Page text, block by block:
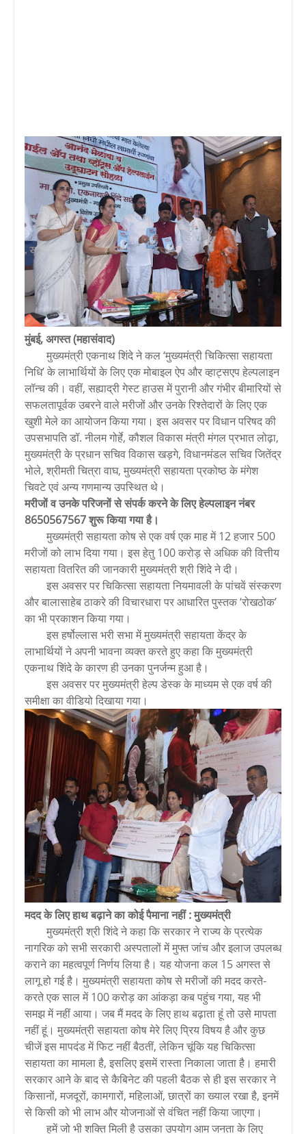
मुंबई, अगस्त (महासंवाद)
मुख्यमंत्री एकनाथ शिंदे ने कल ‘मुख्यमंत्री चिकित्सा सहायता
निधि’ के लाभार्थियों के लिए एक मोबाइल ऐप और व्हाट्सएप हेल्पलाइन
लॉन्च की। वहीं, सह्याद्री गेस्ट हाउस में पुरानी और गंभीर बीमारियों से
सफलतापूर्वक उबरने वाले मरीजों और उनके रिश्तेदारों के लिए एक
खुशी मेले का आयोजन किया गया। इस अवसर पर विधान परिषद की
उपसभापति डॉ. नीलम गोर्हे, कौशल विकास मंत्री मंगल प्रभात लोढ़ा,
मुख्यमंत्री के प्रधान सचिव विकास खड़गे, विधानमंडल सचिव जितेंद्र
भोले, श्रीमती चित्रा वाघ, मुख्यमंत्री सहायता प्रकोष्ठ के मंगेश
चिवटे एवं अन्य गणमान्य उपस्थित थे।
मरीजों व उनके परिजनों से संपर्क करने के लिए हेल्पलाइन नंबर
8650567567 शुरू किया गया है।
मुख्यमंत्री सहायता कोष से एक वर्ष एक माह में 12 हजार 500
मरीजों को लाभ दिया गया। इस हेतु 100 करोड़ से अधिक की वित्तीय
सहायता वितरित की जानकारी मुख्यमंत्री श्री शिंदे ने दी।
इस अवसर पर चिकित्सा सहायता नियमावली के पांचवें संस्करण
और बालासाहेब ठाकरे की विचारधारा पर आधारित पुस्तक ‘रोखठोक’
का भी प्रकाशन किया गया।
इस हर्षोल्लास भरी सभा में मुख्यमंत्री सहायता केंद्र के
लाभार्थियों ने अपनी भावना व्यक्त करते हुए कहा कि मुख्यमंत्री
एकनाथ शिंदे के कारण ही उनका पुनर्जन्म हुआ है।
इस अवसर पर मुख्यमंत्री हेल्प डेस्क के माध्यम से एक वर्ष की
समीक्षा का वीडियो दिखाया गया।
मदद के लिए हाथ बढ़ाने का कोई पैमाना नहीं : मुख्यमंत्री
मुख्यमंत्री श्री शिंदे ने कहा कि सरकार ने राज्य के प्रत्येक
नागरिक को सभी सरकारी अस्पतालों में मुफ्त जांच और इलाज उपलब्ध
कराने का महत्वपूर्ण निर्णय लिया है। यह योजना कल 15 अगस्त से
लागू हो गई है। मुख्यमंत्री सहायता कोष से मरीजों की मदद करते-
करते एक साल में 100 करोड़ का आंकड़ा कब पहुंच गया, यह भी
समझ में नहीं आया। जब मैं मदद के लिए हाथ बढ़ाता हूं तो उसे मापता
नहीं हूं। मुख्यमंत्री सहायता कोष मेरे लिए प्रिय विषय है और कुछ
चीजें इस मापदंड में फिट नहीं बैठतीं, लेकिन चूंकि यह चिकित्सा
सहायता का मामला है, इसलिए इसमें रास्ता निकाला जाता है। हमारी
सरकार आने के बाद से कैबिनेट की पहली बैठक से ही इस सरकार ने
किसानों, मजदूरों, कामगारों, महिलाओं, छात्रों का ख्याल रखा है, इनमें
से किसी को भी लाभ और योजनाओं से वंचित नहीं किया जाएगा।
हमें जो भी शक्ति मिली है उसका उपयोग आम जनता के लिए